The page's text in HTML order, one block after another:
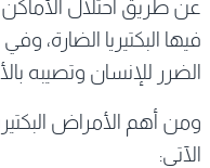
عن طريق احتلال
فيها البكتيريا الضارة،
الضرر للإنسان وتصيبه
ومن أهم الأمراض
الآتي: